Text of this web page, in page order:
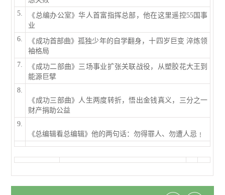
5.
《总编办公室》华人首富指挥总部，他在这里遥控55国事
业
6.
《成功首部曲》孤独少年的自学翻身，十四岁巨变 淬炼领
袖格局
7.
《成功二部曲》三场事业扩张关联战役，从塑胶花大王到
能源巨擘
8.
《成功三部曲》人生两度转折，悟出金钱真义，三分之一
财产捐助公益
9.
《总编辑看总编辑》他的两句话：勿得罪人、勿遭人忌﹗